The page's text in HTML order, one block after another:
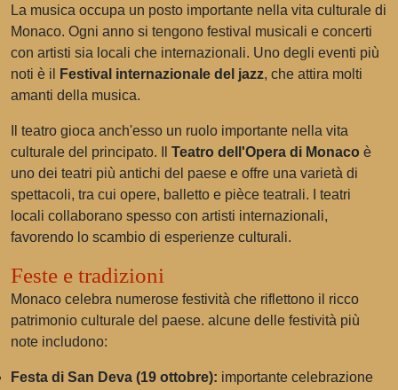
La musica occupa un posto importante nella vita culturale di
Monaco. Ogni anno si tengono festival musicali e concerti
con artisti sia locali che internazionali. Uno degli eventi più
noti è il
Festival internazionale del jazz, che attira molti
amanti della musica.
Il teatro gioca anch'esso un ruolo importante nella vita
culturale del principato. Il Teatro dell'Opera di Monaco è
uno dei teatri più antichi del paese e offre una varietà di
spettacoli, tra cui opere, balletto e pièce teatrali. I teatri
locali collaborano spesso con artisti internazionali,
favorendo lo scambio di esperienze culturali.
Feste e tradizioni
Monaco celebra numerose festività che riflettono il ricco
patrimonio culturale del paese. alcune delle festività più
note includono:
Festa di San Deva (19 ottobre): importante celebrazione